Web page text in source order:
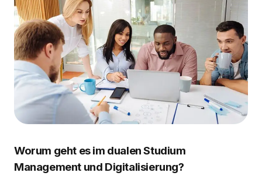
Worum geht es im dualen Studium
Management und Digitalisierung?